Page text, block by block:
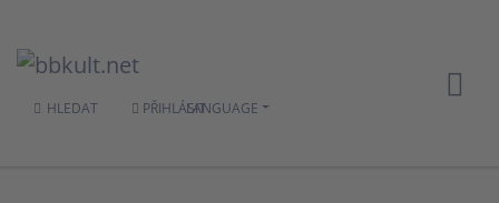
HLEDAT PŘIHLÁSITLANGUAGE